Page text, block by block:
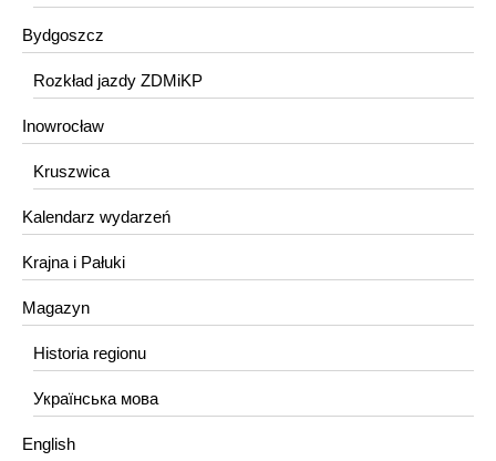
Bydgoszcz
Rozkład jazdy ZDMiKP
Inowrocław
Kruszwica
Kalendarz wydarzeń
Krajna i Pałuki
Magazyn
Historia regionu
Українська мова
English